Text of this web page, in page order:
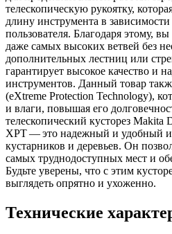
телескопическую рукоятку,
длину инструмента в зависимости
пользователя. Благодаря этому,
даже самых высоких ветвей без
дополнительных лестниц или
гарантирует высокое качество и
инструментов. Данный товар
(eXtreme Protection Technology),
и влаги, повышая его
телескопический кусторез
XPT — это надежный и удобный
кустарников и деревьев. Он
самых труднодоступных мест и
Будьте уверены, что с этим
выглядеть опрятно и ухоженно.
Технические